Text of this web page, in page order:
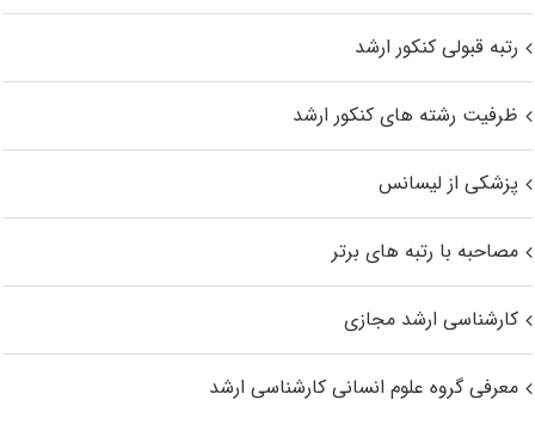
رتبه قبولی کنکور ارشد
ظرفیت رشته های کنکور ارشد
پزشکی از لیسانس
مصاحبه با رتبه های برتر
کارشناسی ارشد مجازی
معرفی گروه علوم انسانی کارشناسی ارشد